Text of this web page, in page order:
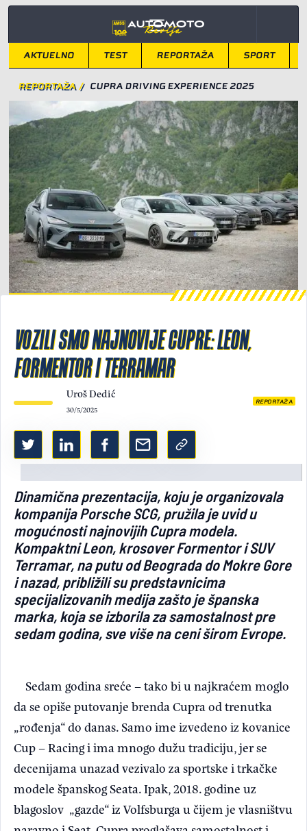
AKTUELNO TEST REPORTAŽA SPORT
REPORTAŽA / CUPRA DRIVING EXPERIENCE 2025
VOZILI SMO NAJNOVIJE CUPRE: LEON,
FORMENTOR I TERRAMAR
Uroš Dedić
30/5/2025
REPORTAŽA
Dinamična prezentacija, koju je organizovala
kompanija Porsche SCG, pružila je uvid u
mogućnosti najnovijih Cupra modela.
Kompaktni Leon, krosover Formentor i SUV
Terramar, na putu od Beograda do Mokre Gore
i nazad, približili su predstavnicima
specijalizovanih medija zašto je španska
marka, koja se izborila za samostalnost pre
sedam godina, sve više na ceni širom Evrope.
Sedam godina sreće – tako bi u najkraćem moglo
da se opiše putovanje brenda Cupra od trenutka
„rođenja“ do danas. Samo ime izvedeno iz kovanice
Cup – Racing i ima mnogo dužu tradiciju, jer se
decenijama unazad vezivalo za sportske i trkačke
modele španskog Seata. Ipak, 2018. godine uz
blagoslov „gazde“ iz Volfsburga u čijem je vlasništvu